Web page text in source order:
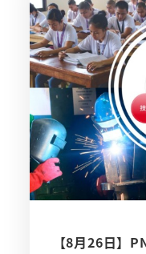
【8月26日】